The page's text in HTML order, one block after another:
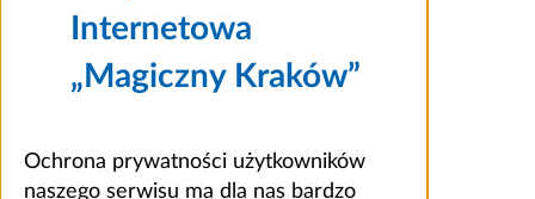
Internetowa
„Magiczny Kraków”
Ochrona prywatności użytkowników
naszego serwisu ma dla nas bardzo